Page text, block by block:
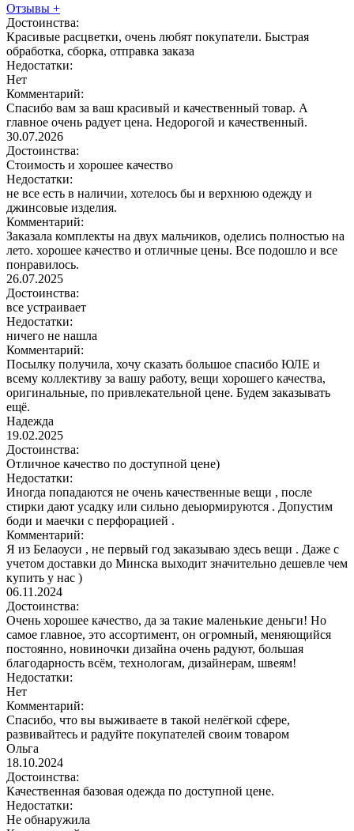
Отзывы +
Достоинства:
Красивые расцветки, очень любят покупатели. Быстрая
обработка, сборка, отправка заказа
Недостатки:
Нет
Комментарий:
Спасибо вам за ваш красивый и качественный товар. А
главное очень радует цена. Недорогой и качественный.
30.07.2026
Достоинства:
Стоимость и хорошее качество
Недостатки:
не все есть в наличии, хотелось бы и верхнюю одежду и
джинсовые изделия.
Комментарий:
Заказала комплекты на двух мальчиков, оделись полностью на
лето. хорошее качество и отличные цены. Все подошло и все
понравилось.
26.07.2025
Достоинства:
все устраивает
Недостатки:
ничего не нашла
Комментарий:
Посылку получила, хочу сказать большое спасибо ЮЛЕ и
всему коллективу за вашу работу, вещи хорошего качества,
оригинальные, по привлекательной цене. Будем заказывать
ещё.
Надежда
19.02.2025
Достоинства:
Отличное качество по доступной цене)
Недостатки:
Иногда попадаются не очень качественные вещи , после
стирки дают усадку или сильно деыормируются . Допустим
боди и маечки с перфорацией .
Комментарий:
Я из Белаоуси , не первый год заказываю здесь вещи . Даже с
учетом доставки до Минска выходит значительно дешевле чем
купить у нас )
06.11.2024
Достоинства:
Очень хорошее качество, да за такие маленькие деньги! Но
самое главное, это ассортимент, он огромный, меняющийся
постоянно, новиночки дизайна очень радуют, большая
благодарность всём, технологам, дизайнерам, швеям!
Недостатки:
Нет
Комментарий:
Спасибо, что вы выживаете в такой нелёгкой сфере,
развивайтесь и радуйте покупателей своим товаром
Ольга
18.10.2024
Достоинства:
Качественная базовая одежда по доступной цене.
Недостатки:
Не обнаружила